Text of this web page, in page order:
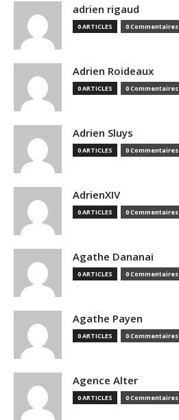
adrien rigaud
0 ARTICLES 0 Commentaires
Adrien Roideaux
0 ARTICLES 0 Commentaires
Adrien Sluys
0 ARTICLES 0 Commentaires
AdrienXIV
0 ARTICLES 0 Commentaires
Agathe Dananai
0 ARTICLES 0 Commentaires
Agathe Payen
0 ARTICLES 0 Commentaires
Agence Alter
0 ARTICLES 0 Commentaires